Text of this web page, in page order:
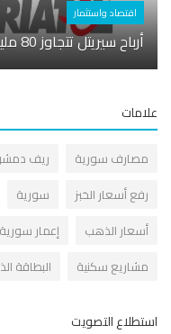
اقتصاد واستثمار
أرباح سيريتل تتجاوز 80 مليار ليرة خلال العام الماضي
سورية ريف دمشق
أسعار الخبز
سورية
الذهب
إعمار سورية
سكنية
البطاقة الذكية
التصويت